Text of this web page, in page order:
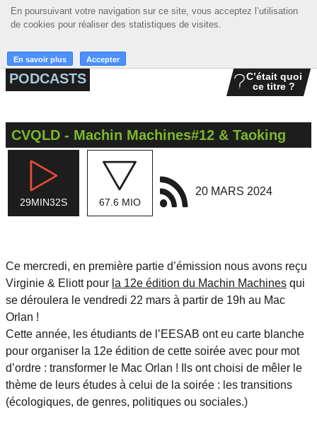
En poursuivant votre navigation sur ce site, vous acceptez l’utilisation
de cookies pour réaliser des statistiques de visites.
En savoir plus Accepter
En poursuivant votre navigation sur ce site, vous acceptez l’utilisation
de cookies pour réaliser des statistiques de visites.
En savoir plus Accepter
☰ MENU
ACCUEIL
GRILLE
MUSIQUE
ACTIONS
PODCASTS
C’était quoi
ce titre ?
CVQLD - Machin Machines#12 & Taoking
29MIN32S 67.6 MIO
20 MARS 2024
Ce mercredi, en première partie d’émission nous avons reçu
Virginie & Eliott pour la 12e édition du Machin Machines qui
se déroulera le vendredi 22 mars à partir de 19h au Mac
Orlan !
Cette année, les étudiants de l’EESAB ont eu carte blanche
pour organiser la 12e édition de cette soirée avec pour mot
d’ordre : transformer le Mac Orlan ! Ils ont choisi de mêler le
thème de leurs études à celui de la soirée : les transitions
(écologiques, de genres, politiques ou sociales.)